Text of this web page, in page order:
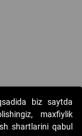
biz saytda
maxfiylik
shartlarini qabul